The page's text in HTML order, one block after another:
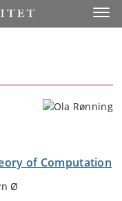
of Computation
Ø